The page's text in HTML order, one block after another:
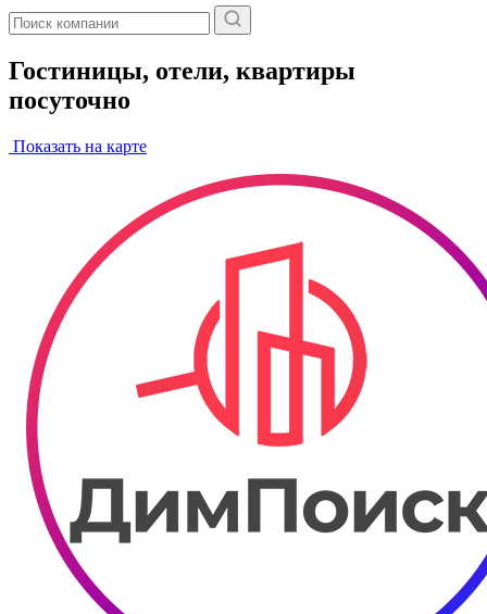
Гостиницы, отели, квартиры
посуточно
Показать на карте